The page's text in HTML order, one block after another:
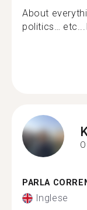
About
politics… etc...
PARLA
Inglese